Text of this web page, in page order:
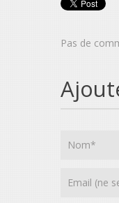
Pas de